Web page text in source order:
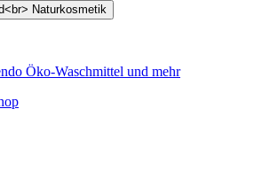
Öko-Waschmittel und mehr